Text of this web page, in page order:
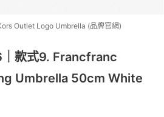
Outlet Logo Umbrella (品牌官網)
款式9. Francfranc
Umbrella 50cm White